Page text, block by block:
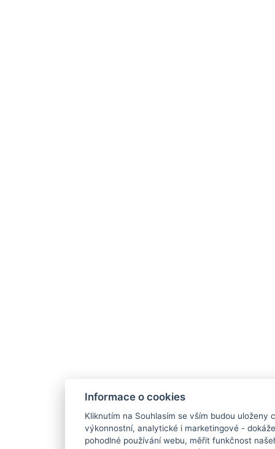
Informace o cookies
Kliknutím na Souhlasím se vším budou uloženy
výkonnostní, analytické i marketingové -
pohodlné používání webu, měřit funkčnost